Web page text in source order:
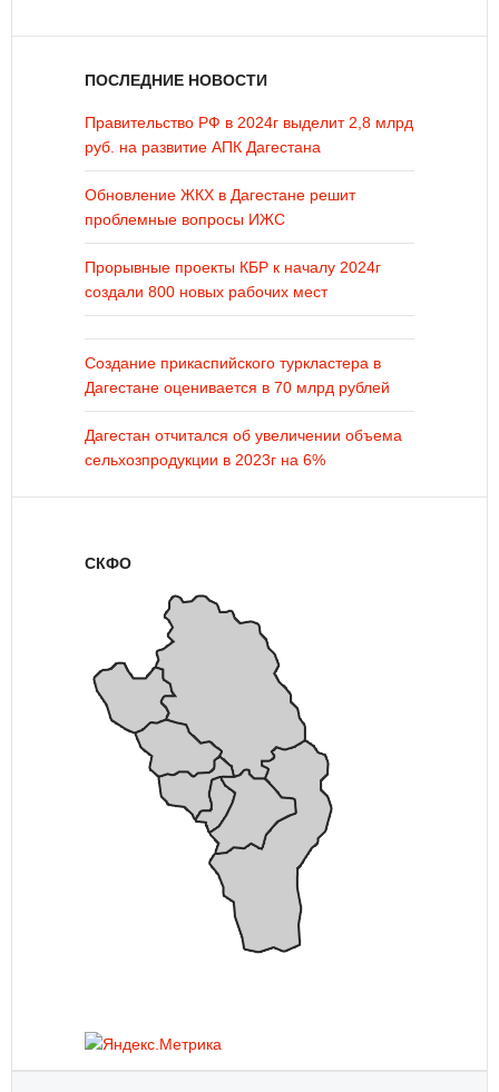
ПОСЛЕДНИЕ НОВОСТИ
Правительство РФ в 2024г выделит 2,8 млрд
руб. на развитие АПК Дагестана
Обновление ЖКХ в Дагестане решит
проблемные вопросы ИЖС
Прорывные проекты КБР к началу 2024г
создали 800 новых рабочих мест
Создание прикаспийского туркластера в
Дагестане оценивается в 70 млрд рублей
Дагестан отчитался об увеличении объема
сельхозпродукции в 2023г на 6%
СКФО